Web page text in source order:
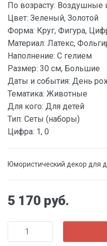
По возрасту: Воздушные
Цвет: Зеленый, Золотой
Форма: Круг, Фигура,
Материал: Латекс,
Наполнение: С гелием
Размер: 30 см, Большие
Даты и события: День
Тематика: Животные
Для кого: Для детей
Тип: Сеты (наборы)
Цифра: 1, 0
Юмористический декор для
5 170 руб.